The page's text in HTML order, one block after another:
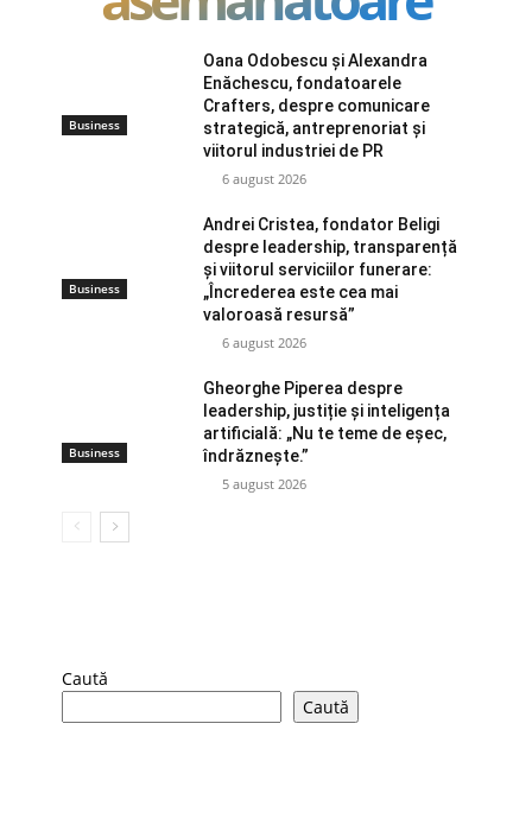
Business
Oana Odobescu și Alexandra
Enăchescu, fondatoarele
Crafters, despre comunicare
strategică, antreprenoriat și
viitorul industriei de PR
6 august 2026
Business
Andrei Cristea, fondator Beligi
despre leadership, transparență
și viitorul serviciilor funerare:
„Încrederea este cea mai
valoroasă resursă”
6 august 2026
Business
Gheorghe Piperea despre
leadership, justiție și inteligența
artificială: „Nu te teme de eșec,
îndrăznește.”
5 august 2026
Caută
Caută